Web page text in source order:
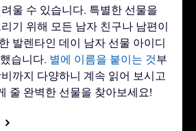
울 수 있습니다. 특별한 선물을
기 위해 모든 남자 친구나 남편이
발렌타인 데이 남자 선물 아이디
습니다. 별에 이름을 붙이는 것부
까지 다양하니 계속 읽어 보시고
줄 완벽한 선물을 찾아보세요!